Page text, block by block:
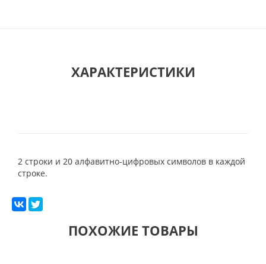
ХАРАКТЕРИСТИКИ
2 строки и 20 алфавитно-цифровых символов в каждой
строке.
ПОХОЖИЕ ТОВАРЫ